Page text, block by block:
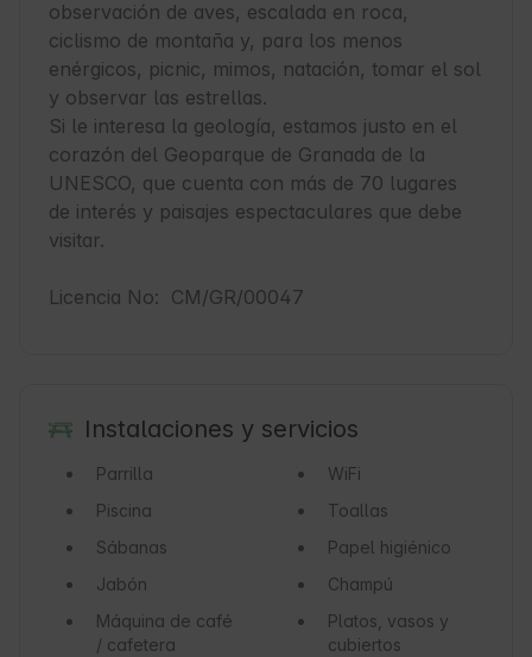
observación de aves, escalada en roca,
ciclismo de montaña y, para los menos
enérgicos, picnic, mimos, natación, tomar el sol
y observar las estrellas.
Si le interesa la geología, estamos justo en el
corazón del Geoparque de Granada de la
UNESCO, que cuenta con más de 70 lugares
de interés y paisajes espectaculares que debe
visitar.
Licencia No:  CM/GR/00047
Instalaciones y servicios
Parrilla
WiFi
Piscina
Toallas
Sábanas
Papel higiénico
Jabón
Champú
Máquina de café
/ cafetera
Platos, vasos y
cubiertos